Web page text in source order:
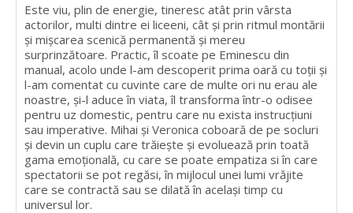
Este viu, plin de energie, tineresc atât prin vârsta
actorilor, multi dintre ei liceeni, cât și prin ritmul montării
și mișcarea scenică permanentă și mereu
surprinzătoare. Practic, îl scoate pe Eminescu din
manual, acolo unde l-am descoperit prima oară cu toții și
l-am comentat cu cuvinte care de multe ori nu erau ale
noastre, și-l aduce în viata, îl transforma într-o odisee
pentru uz domestic, pentru care nu exista instrucțiuni
sau imperative. Mihai și Veronica coboară de pe socluri
și devin un cuplu care trăiește și evoluează prin toată
gama emoțională, cu care se poate empatiza si în care
spectatorii se pot regăsi, în mijlocul unei lumi vrăjite
care se contractă sau se dilată în același timp cu
universul lor.